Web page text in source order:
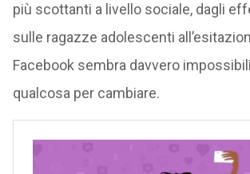
più scottanti a livello sociale, dagli
sulle ragazze adolescenti
Facebook sembra davvero
qualcosa per cambiare.